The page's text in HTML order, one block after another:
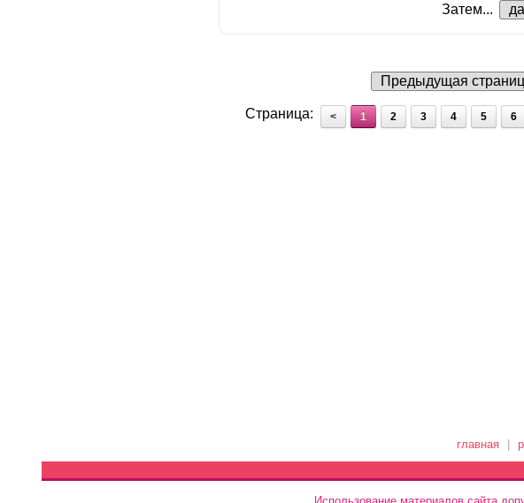
Затем...
Предыдущая
Страница: < 1 2 3 4 5 6
главная